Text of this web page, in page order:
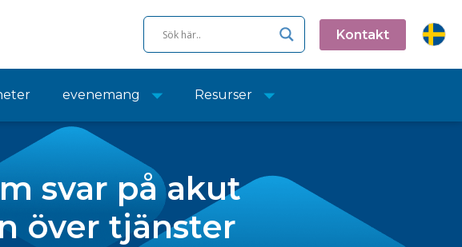
Kontakt
evenemang Resurser
svar på akut
över tjänster